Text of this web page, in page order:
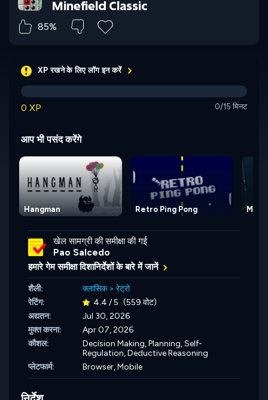
Minefield Classic
85%
XP रखने के लिए लॉग इन करें
0 XP 0/15 मिनट
आप भी पसंद करेंगे
Hangman Retro Ping Pong
खेल सामग्री की समीक्षा की गई
Pao Salcedo
हमारे गेम समीक्षा दिशानिर्देशों के बारे में जानें
शैली: क्लासिक> रेट्रो
रेटिंग:
4.4 / 5 (559 वोट)
अद्यतन:
Jul 30, 2026
मुक्त करना:
Apr 07, 2026
कौशल:
Decision Making,Planning,Self-
Regulation,Deductive Reasoning
प्लेटफार्म:
Browser, Mobile